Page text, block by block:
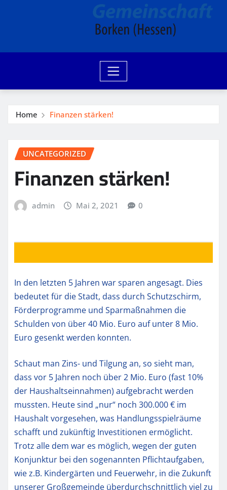
Home Finanzen stärken!
UNCATEGORIZED
Finanzen stärken!
admin Mai 2, 2021 0
In den letzten 5 Jahren war sparen angesagt. Dies
bedeutet für die Stadt, dass durch Schutzschirm,
Förderprogramme und Sparmaßnahmen die
Schulden von über 40 Mio. Euro auf unter 8 Mio.
Euro gesenkt werden konnten.
Schaut man Zins- und Tilgung an, so sieht man,
dass vor 5 Jahren noch über 2 Mio. Euro (fast 10%
der Haushaltseinnahmen) aufgebracht werden
mussten. Heute sind „nur“ noch 300.000 € im
Haushalt vorgesehen, was Handlungsspielräume
schafft und zukünftig Investitionen ermöglicht.
Trotz alle dem war es möglich, wegen der guten
Konjunktur bei den sogenannten Pflichtaufgaben,
wie z.B. Kindergärten und Feuerwehr, in die Zukunft
unserer Großgemeinde überdurchschnittlich viel zu